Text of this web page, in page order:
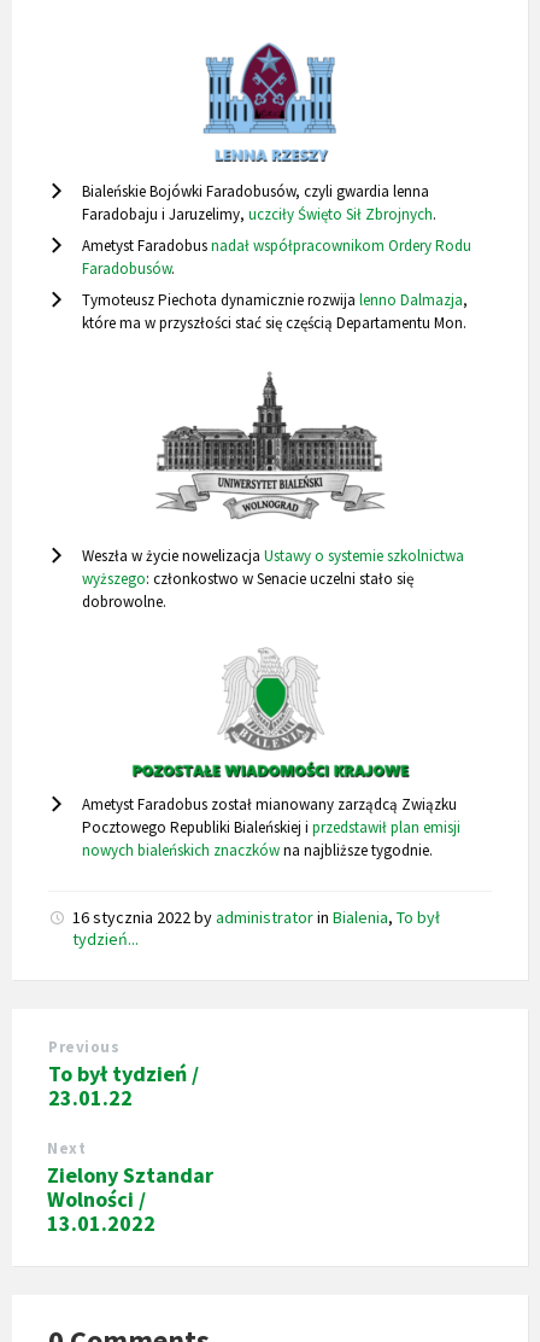
Bialeńskie Bojówki Faradobusów, czyli gwardia lenna
Faradobaju i Jaruzelimy, uczciły Święto Sił Zbrojnych.
Ametyst Faradobusnadał współpracownikom Ordery Rodu
Faradobusów.
Tymoteusz Piechota dynamicznie rozwija lenno Dalmazja,
które ma w przyszłości stać się częścią Departamentu Mon.
Weszła w życie nowelizacja Ustawy o systemie szkolnictwa
wyższego: członkostwo w Senacie uczelni stało się
dobrowolne.
Ametyst Faradobus został mianowany zarządcą Związku
Pocztowego Republiki Bialeńskiej i przedstawił plan emisji
nowych bialeńskich znaczkówna najbliższe tygodnie.
16 stycznia 2022byadministratorin Bialenia, To był
tydzień...
Previous
To był tydzień /
23.01.22
Next
Zielony Sztandar
Wolności /
13.01.2022